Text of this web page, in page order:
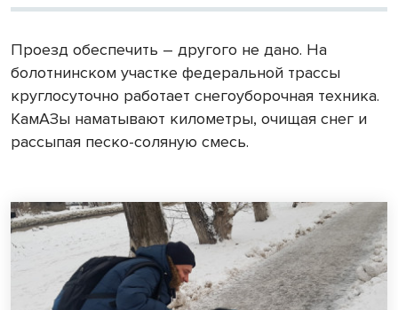
Проезд обеспечить – другого не дано. На
болотнинском участке федеральной трассы
круглосуточно работает снегоуборочная техника.
КамАЗы наматывают километры, очищая снег и
рассыпая песко-соляную смесь.